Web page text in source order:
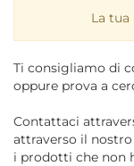
La
Ti consigliamo di
oppure prova a
Contattaci
attraverso il
i prodotti che non